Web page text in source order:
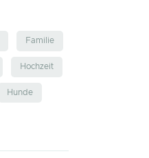
Familie
Hochzeit
Hunde